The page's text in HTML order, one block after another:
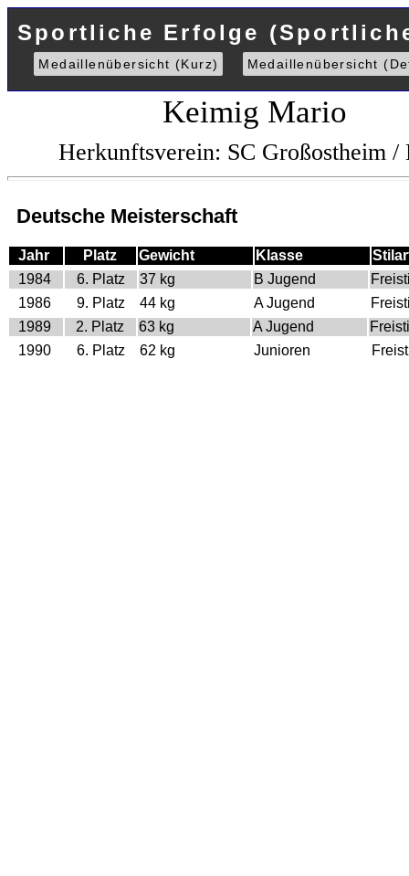
Sportliche Erfolge
Medaillenübersicht (Kurz) Medaillenübersicht
Keimig Mario
Herkunftsverein: SC Großostheim /
Deutsche Meisterschaft
Jahr Platz Gewicht Klasse
1984
6. Platz 37 kg B Jugend
1986
9. Platz 44 kg A Jugend
1989
2. Platz 63 kg A Jugend
1990
6. Platz 62 kg Junioren